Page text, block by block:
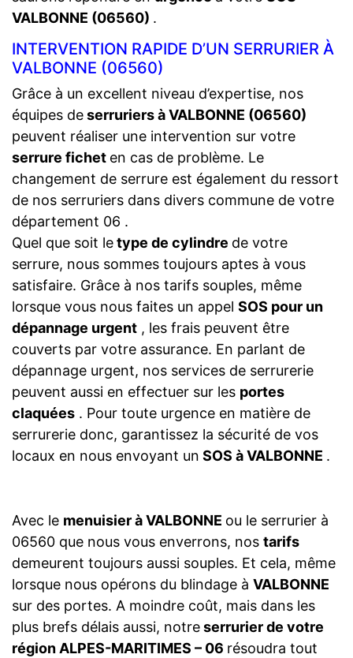
VALBONNE (06560) .
INTERVENTION RAPIDE D’UN SERRURIER À
VALBONNE (06560)
Grâce à un excellent niveau d’expertise, nos
équipes deserruriers à VALBONNE (06560)
peuvent réaliser une intervention sur votre
serrure fichet en cas de problème. Le
changement de serrure est également du ressort
de nos serruriers dans divers commune de votre
département 06 .
Quel que soit letype de cylindre de votre
serrure, nous sommes toujours aptes à vous
satisfaire. Grâce à nos tarifs souples, même
lorsque vous nous faites un appel SOS pour un
dépannage urgent , les frais peuvent être
couverts par votre assurance. En parlant de
dépannage urgent, nos services de serrurerie
peuvent aussi en effectuer sur les portes
claquées . Pour toute urgence en matière de
serrurerie donc, garantissez la sécurité de vos
locaux en nous envoyant un SOS à VALBONNE .
Avec le menuisier à VALBONNE ou le serrurier à
06560 que nous vous enverrons, nos tarifs
demeurent toujours aussi souples. Et cela, même
lorsque nous opérons du blindage à VALBONNE
sur des portes. A moindre coût, mais dans les
plus brefs délais aussi, notreserrurier de votre
région ALPES-MARITIMES – 06 résoudra tout